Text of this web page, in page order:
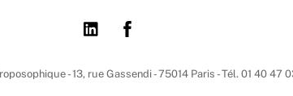
- 13, rue Gassendi - 75014 Paris - Tél. 01 40 47